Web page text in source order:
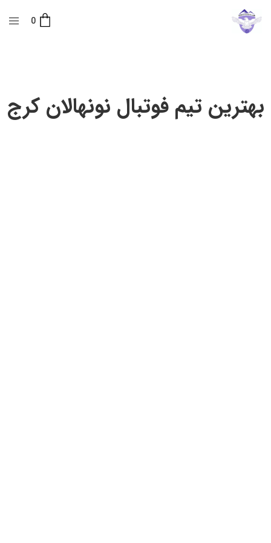
0
بهترین تیم فوتبال نونهالان کرج